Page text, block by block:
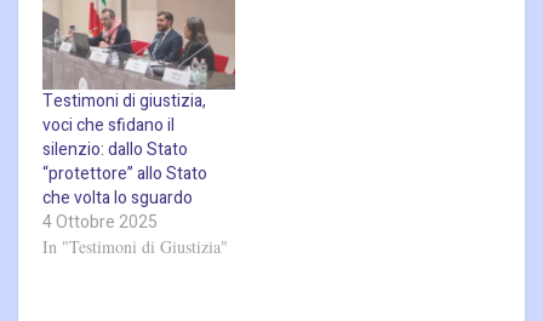
Testimoni di giustizia,
voci che sfidano il
silenzio: dallo Stato
“protettore” allo Stato
che volta lo sguardo
4 Ottobre 2025
In "Testimoni di Giustizia"